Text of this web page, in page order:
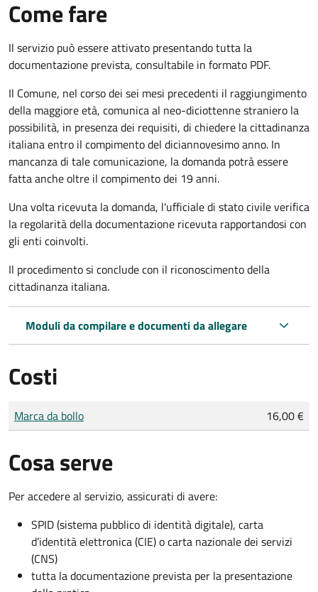
Come fare
Il servizio può essere attivato presentando tutta la
documentazione prevista, consultabile in formato PDF.
Il Comune, nel corso dei sei mesi precedenti il raggiungimento
della maggiore età, comunica al neo-diciottenne straniero la
possibilità, in presenza dei requisiti, di chiedere la cittadinanza
italiana entro il compimento del diciannovesimo anno. In
mancanza di tale comunicazione, la domanda potrà essere
fatta anche oltre il compimento dei 19 anni.
Una volta ricevuta la domanda, l'ufficiale di stato civile verifica
la regolarità della documentazione ricevuta rapportandosi con
gli enti coinvolti.
Il procedimento si conclude con il riconoscimento della
cittadinanza italiana.
Moduli da compilare e documenti da allegare
Costi
Tipo di pagamento
Importo
Marca da bollo 16,00 €
Cosa serve
Per accedere al servizio, assicurati di avere:
SPID (sistema pubblico di identità digitale), carta
d’identità elettronica (CIE) o carta nazionale dei servizi
(CNS)
tutta la documentazione prevista per la presentazione